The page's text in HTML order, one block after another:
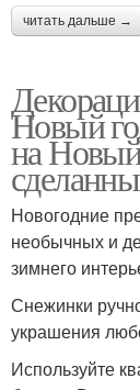
читать дальше →
Новый
на Новый
Новогодние
необычных и
зимнего
Снежинки
украшения
Используйте